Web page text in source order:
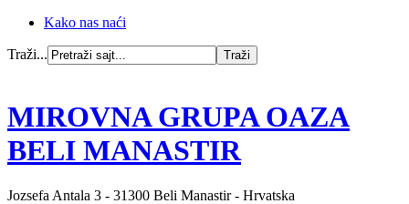
Kako nas naći
Traži...
MIROVNA GRUPA OAZA
BELI MANASTIR
Jozsefa Antala 3 - 31300 Beli Manastir - Hrvatska